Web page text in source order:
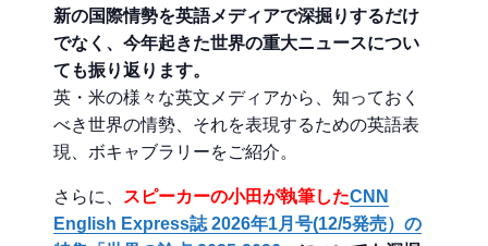
新の国際情勢を英語メディアで深掘りするだけ
でなく、今年起きた世界の重大ニュースについ
ても振り返ります。
英・米の様々な英文メディアから、知っておく
べき世界の情勢、それを表現するための英語表
現、ボキャブラリーをご紹介。
さらに、 スピーカーの小田が執筆したCNN
English Express誌 2026年1月号(12/5発売）の